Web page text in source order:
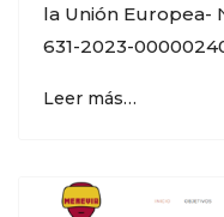
la Unión Europea-
631-2023-
Leer más…